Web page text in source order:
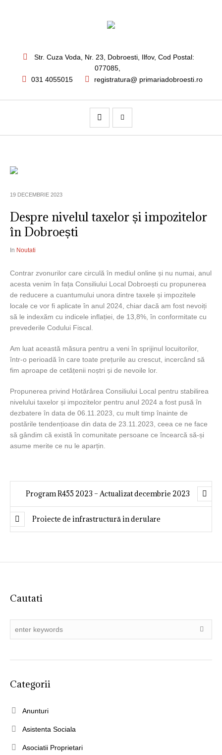
Str. Cuza Voda, Nr. 23 Dobroesti, Ilfov, Cod Postal:
077085,
031 4055015
registratura@ primariadobroesti.ro
19 DECEMBRIE 2023
Despre nivelul taxelor și impozitelor
în Dobroești
In Noutati
Contrar zvonurilor care circulă în mediul online și nu numai, anul
acesta venim în fața Consiliului Local Dobroești cu propunerea
de reducere a cuantumului unora dintre taxele și impozitele
locale ce vor fi aplicate în anul 2024, chiar dacă am fost nevoiți
să le indexăm cu indicele inflației, de 13,8%, în conformitate cu
prevederile Codului Fiscal.
Am luat această măsura pentru a veni în sprijinul locuitorilor,
într-o perioadă în care toate prețurile au crescut, incercând să
fim aproape de cetățenii noștri și de nevoile lor.
Propunerea privind Hotărârea Consiliului Local pentru stabilirea
nivelului taxelor și impozitelor pentru anul 2024 a fost pusă în
dezbatere în data de 06.11.2023, cu mult timp înainte de
postările tendențioase din data de 23.11.2023, ceea ce ne face
să gândim că există în comunitate persoane ce încearcă să-și
asume merite ce nu le aparțin.
Program R455 2023 – Actualizat decembrie 2023
Proiecte de infrastructură in derulare
Cautati
Categorii
Anunturi
Asistenta Sociala
Asociatii Proprietari